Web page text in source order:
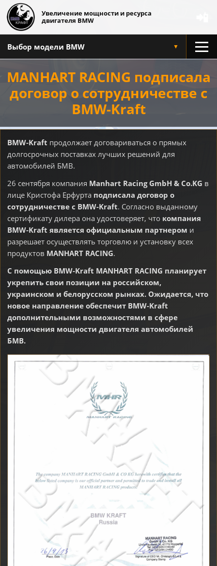
Увеличение мощности и ресурса
двигателя BMW
Выбор модели BMW ▼
MANHART RACING подписала
договор о сотрудничестве с
BMW-Kraft
BMW-Kraft продолжает договариваться о прямых
долгосрочных поставках лучших решений для
автомобилей БМВ.
26 сентября компания Manhart Racing GmbH & Co.KG в
лице Кристофа Ерфурта подписала договор о
сотрудничестве с BMW-Kraft. Согласно выданному
сертификату дилера она удостоверяет, что компания
BMW-Kraft является официальным партнером и
разрешает осуществлять торговлю и установку всех
продуктов MANHART RACING.
С помощью BMW-Kraft MANHART RACING планирует
укрепить свои позиции на российском,
украинском и белорусском рынках. Ожидается, что
новое направление обеспечит BMW-Kraft
дополнительными возможностями в сфере
увеличения мощности двигателя автомобилей
БМВ.